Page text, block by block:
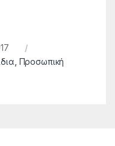
, Προσωπική